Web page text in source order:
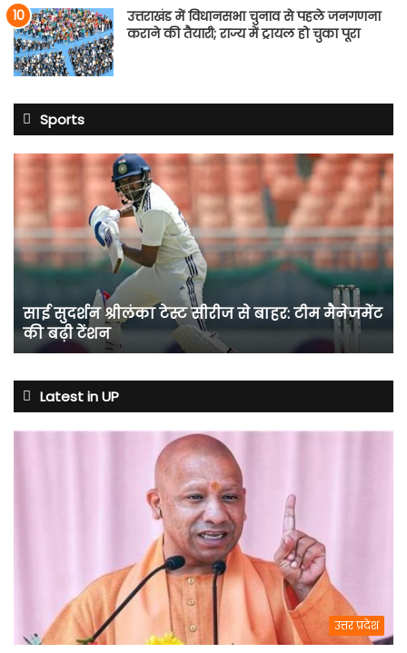
उत्तराखंड में विधानसभा चुनाव से पहले जनगणना
कराने की तैयारी; राज्य में ट्रायल हो चुका पूरा
Sports
साई
श्रीलंका
सीरीज
से
मैनेजमेंट
की
बढ़ी
साई सुदर्शन श्रीलंका टेस्ट सीरीज से बाहर: टीम मैनेजमेंट
की बढ़ी टेंशन
Latest in UP
उत्तर प्रदेश